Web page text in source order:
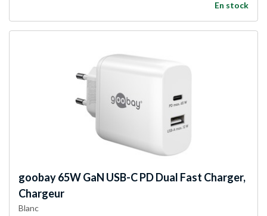
En stock
goobay65W GaN USB-C PD Dual Fast Charger,
Chargeur
Blanc